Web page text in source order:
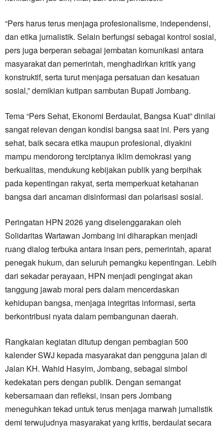
“Pers harus terus menjaga profesionalisme, independensi,
dan etika jurnalistik. Selain berfungsi sebagai kontrol sosial,
pers juga berperan sebagai jembatan komunikasi antara
masyarakat dan pemerintah, menghadirkan kritik yang
konstruktif, serta turut menjaga persatuan dan kesatuan
sosial,” demikian kutipan sambutan Bupati Jombang.
Tema “Pers Sehat, Ekonomi Berdaulat, Bangsa Kuat” dinilai
sangat relevan dengan kondisi bangsa saat ini. Pers yang
sehat, baik secara etika maupun profesional, diyakini
mampu mendorong terciptanya iklim demokrasi yang
berkualitas, mendukung kebijakan publik yang berpihak
pada kepentingan rakyat, serta memperkuat ketahanan
bangsa dari ancaman disinformasi dan polarisasi sosial.
Peringatan HPN 2026 yang diselenggarakan oleh
Solidaritas Wartawan Jombang ini diharapkan menjadi
ruang dialog terbuka antara insan pers, pemerintah, aparat
penegak hukum, dan seluruh pemangku kepentingan. Lebih
dari sekadar perayaan, HPN menjadi pengingat akan
tanggung jawab moral pers dalam mencerdaskan
kehidupan bangsa, menjaga integritas informasi, serta
berkontribusi nyata dalam pembangunan daerah.
Rangkaian kegiatan ditutup dengan pembagian 500
kalender SWJ kepada masyarakat dan pengguna jalan di
Jalan KH. Wahid Hasyim, Jombang, sebagai simbol
kedekatan pers dengan publik. Dengan semangat
kebersamaan dan refleksi, insan pers Jombang
meneguhkan tekad untuk terus menjaga marwah jurnalistik
demi terwujudnya masyarakat yang kritis, berdaulat secara